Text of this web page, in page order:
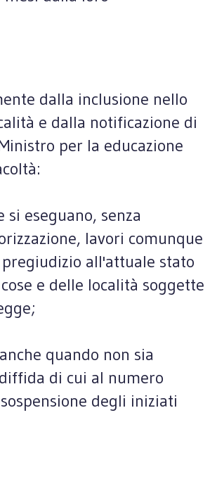
dalla inclusione nello
e dalla notificazione di
per la educazione
eseguano, senza
lavori comunque
all'attuale stato
e delle località soggette
quando non sia
di cui al numero
degli iniziati